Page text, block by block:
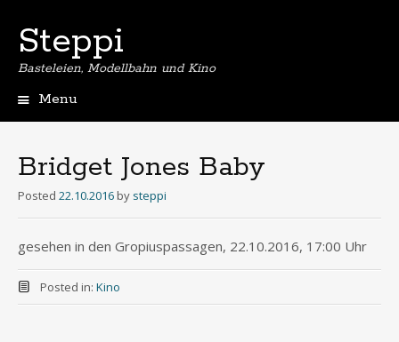
Steppi
Basteleien, Modellbahn und Kino
Menu
Bridget Jones Baby
Posted 22.10.2016 by steppi
gesehen in den Gropiuspassagen, 22.10.2016, 17:00 Uhr
Posted in: Kino